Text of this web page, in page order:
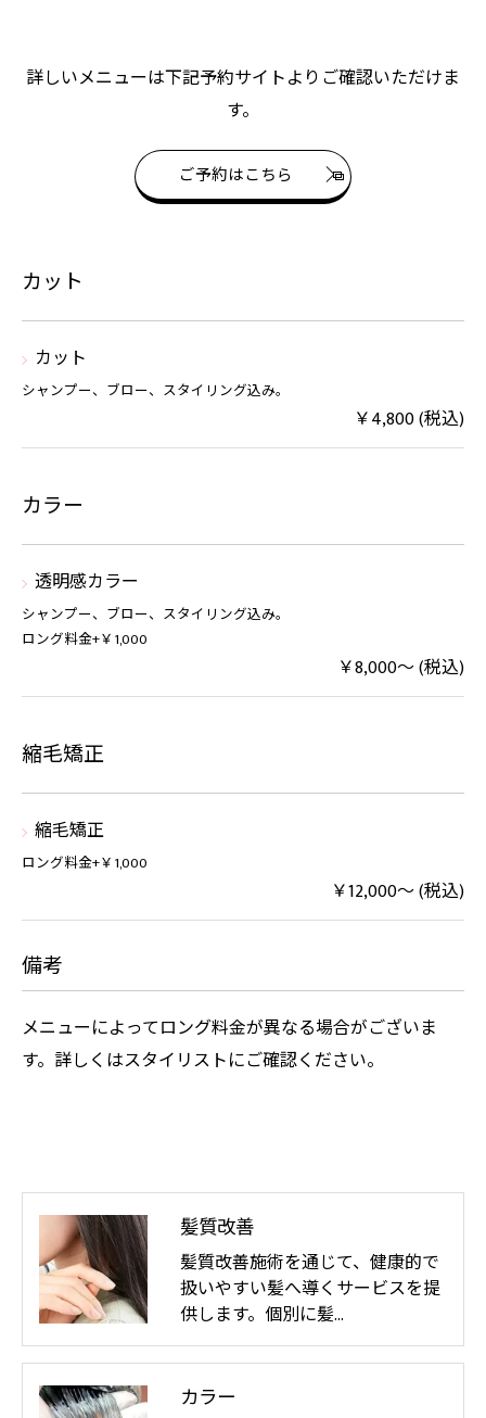
詳しいメニューは下記予約サイトよりご確認いただけま
す。
ご予約はこちら
カット
カット
シャンプー、ブロー、スタイリング込み。
￥4,800 (税込)
カラー
透明感カラー
シャンプー、ブロー、スタイリング込み。
ロング料金+￥1,000
￥8,000～ (税込)
縮毛矯正
縮毛矯正
ロング料金+￥1,000
￥12,000～ (税込)
備考
メニューによってロング料金が異なる場合がございま
す。詳しくはスタイリストにご確認ください。
髪質改善
髪質改善施術を通じて、健康的で
扱いやすい髪へ導くサービスを提
供します。個別に髪…
カラー